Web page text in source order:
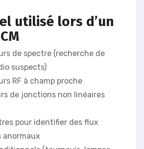
utilisé lors d’un
de spectre (recherche de
suspects)
RF à champ proche
de jonctions non linéaires
pour identifier des flux
anormaux